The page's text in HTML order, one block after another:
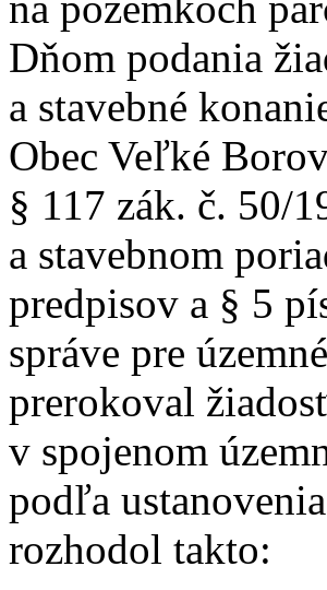
Dňom podania
a stavebné
Obec Veľké
§ 117 zák. č. 50/
a stavebnom
predpisov a § 5
správe pre
prerokoval
v spojenom
podľa
rozhodol takto: